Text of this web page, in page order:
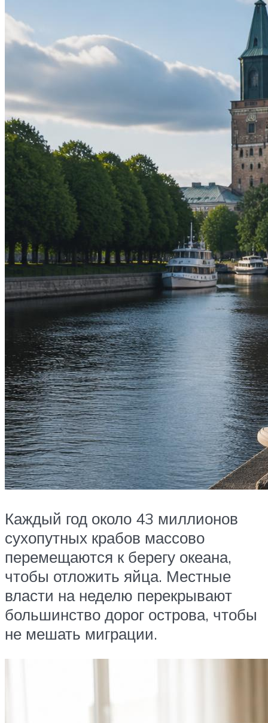
Каждый год около 43 миллионов
сухопутных крабов массово
перемещаются к берегу ‎океана,
чтобы отложить яйца. Местные
власти на неделю перекрывают
большинство дорог ‎острова, чтобы
не мешать миграции.